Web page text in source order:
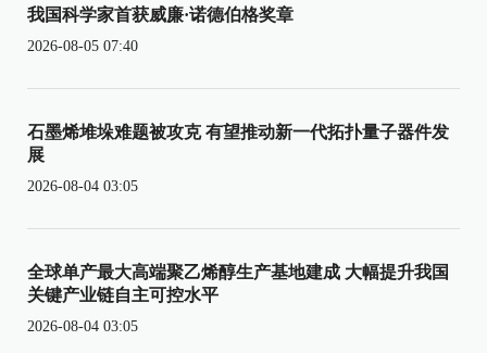
我国科学家首获威廉·诺德伯格奖章
2026-08-05 07:40
石墨烯堆垛难题被攻克 有望推动新一代拓扑量子器件发
展
2026-08-04 03:05
全球单产最大高端聚乙烯醇生产基地建成 大幅提升我国
关键产业链自主可控水平
2026-08-04 03:05